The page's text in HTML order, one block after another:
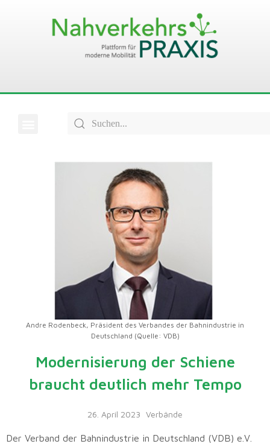
Andre Rodenbeck, Präsident des Verbandes der Bahnindustrie in
Deutschland (Quelle: VDB)
Modernisierung der Schiene
braucht deutlich mehr Tempo
26. April 2023 Verbände
Der Verband der Bahnindustrie in Deutschland (VDB) e.V.